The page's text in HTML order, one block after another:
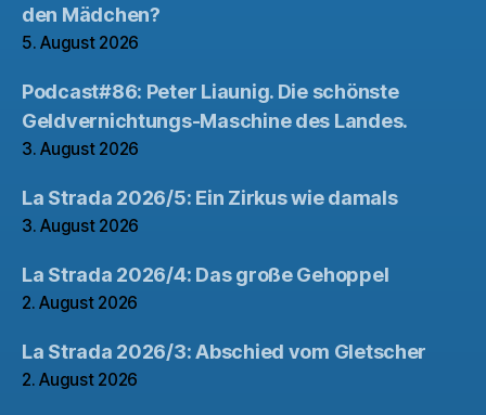
den Mädchen?
5. August 2026
Podcast#86: Peter Liaunig. Die schönste
Geldvernichtungs-Maschine des Landes.
3. August 2026
La Strada 2026/5: Ein Zirkus wie damals
3. August 2026
La Strada 2026/4: Das große Gehoppel
2. August 2026
La Strada 2026/3: Abschied vom Gletscher
2. August 2026